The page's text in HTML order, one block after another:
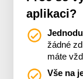
aplikaci?
žádné
máte
Vše na